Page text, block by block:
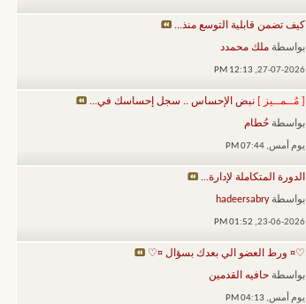
كيف تضمن قابلية التوسع منذ...
بواسطة ملك محمدد
27-07-2026,
12:13 PM
[ مُــمــيز ] نبض الإحساس .. سجل إحساسك في...
بواسطة حُطام
يوم أمس, 07:44 PM
الدورة المتكاملة لإدارة...
بواسطةhadeersabry
23-06-2026,
01:52 PM
♡¤ ورط العضو الي بعدك بسؤال ¤♡
بواسطة حافيه القدمين
يوم أمس, 04:13 PM